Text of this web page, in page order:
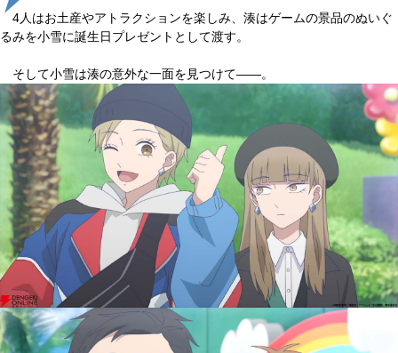
4人はお土産やアトラクションを楽しみ、湊はゲームの景品のぬいぐ
るみを小雪に誕生日プレゼントとして渡す。
そして小雪は湊の意外な一面を見つけて――。